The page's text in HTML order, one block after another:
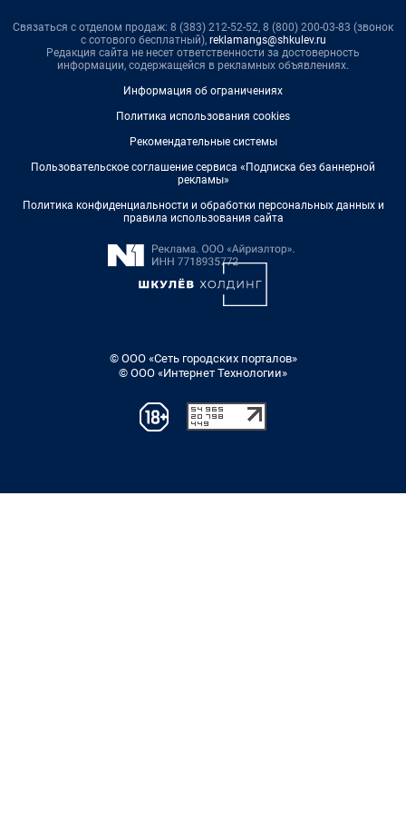
Связаться с отделом продаж: 8 (383) 212-52-52, 8 (800) 200-03-83 (звонок
с сотового бесплатный), reklamangs@shkulev.ru
Редакция сайта не несет ответственности за достоверность
информации, содержащейся в рекламных объявлениях.
Информация об ограничениях
Политика использования cookies
Рекомендательные системы
Пользовательское соглашение сервиса «Подписка без баннерной
рекламы»
Политика конфиденциальности и обработки персональных данных и
правила использования сайта
© ООО «Сеть городских порталов»
© ООО «Интернет Технологии»